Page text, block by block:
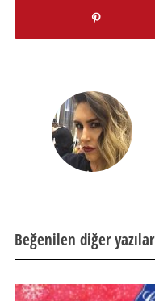
Beğenilen diğer yazılar